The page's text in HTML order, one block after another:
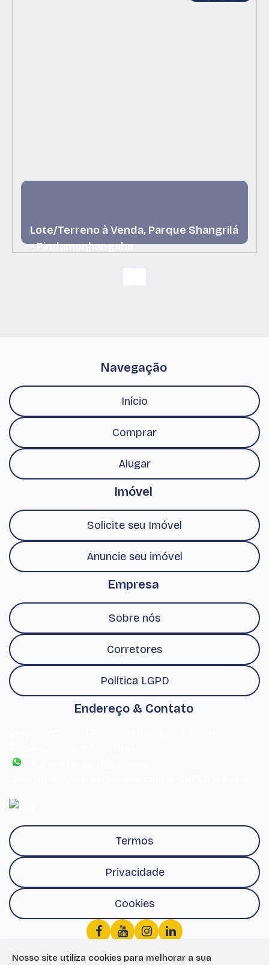
Nosso site utiliza cookies para melhorar a sua
Lote/Terreno à Venda, Parque Shangrilá
- Pindamonhangaba
Navegação
Início
Comprar
Alugar
Imóvel
Solicite seu Imóvel
Anuncie seu imóvel
Empresa
Sobre nós
Corretores
Política LGPD
Endereço & Contato
Termos
Privacidade
Cookies